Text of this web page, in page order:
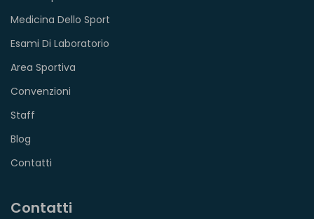
Medicina Dello Sport
Esami Di Laboratorio
Area Sportiva
Convenzioni
Staff
Blog
Contatti
Contatti